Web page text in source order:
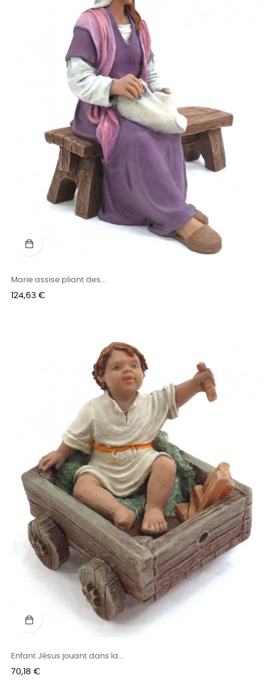
Marie assise pliant des...
Prix
124,63 €
Enfant Jésus jouant dans la...
Prix
70,18 €